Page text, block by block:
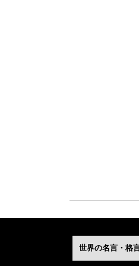
世界の名言・格